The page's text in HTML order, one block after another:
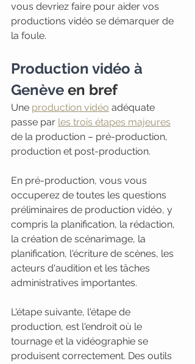
vous devriez faire pour aider vos
productions vidéo se démarquer de
la foule.
Production vidéo à
Genève en bref
Une production vidéo adéquate
passe par les trois étapes majeures
de la production – pré-production,
production et post-production.
En pré-production, vous vous
occuperez de toutes les questions
préliminaires de production vidéo, y
compris la planification, la rédaction,
la création de scénarimage, la
planification, l'écriture de scènes, les
acteurs d'audition et les tâches
administratives importantes.
L'étape suivante, l'étape de
production, est l'endroit où le
tournage et la vidéographie se
produisent correctement. Des outils